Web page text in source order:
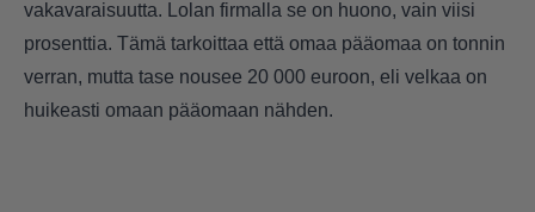
vakavaraisuutta. Lolan firmalla se on huono, vain viisi
prosenttia. Tämä tarkoittaa että omaa pääomaa on tonnin
verran, mutta tase nousee 20 000 euroon, eli velkaa on
huikeasti omaan pääomaan nähden.